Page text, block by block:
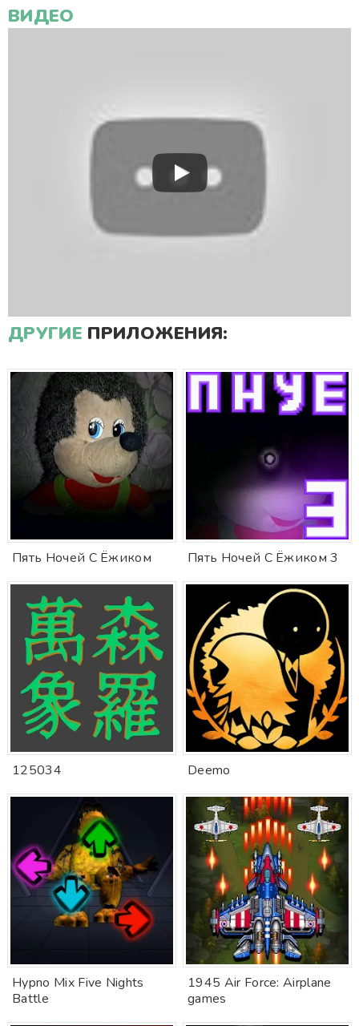
ВИДЕО
ДРУГИЕ ПРИЛОЖЕНИЯ:
Пять Ночей С Ёжиком Пять Ночей С Ёжиком 3
125034 Deemo
Hypno Mix Five Nights
Battle
1945 Air Force: Airplane
games